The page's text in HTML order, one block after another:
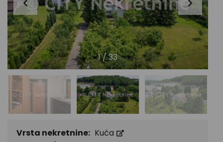
1/33
Vrsta nekretnine: Kuća